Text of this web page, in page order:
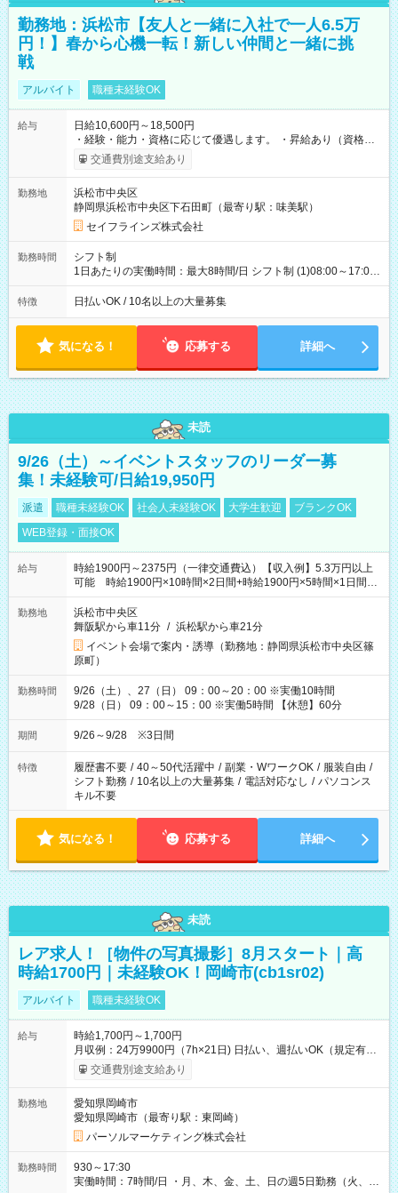
勤務地：浜松市【友人と一緒に入社で一人6.5万
円！】春から心機一転！新しい仲間と一緒に挑
戦
アルバイト 職種未経験OK
給与
日給10,600円～18,500円
・経験・能力・資格に応じて優遇します。 ・昇給あり（資格取
得・勤務成績により随時） ・交通費全額支給（規定あり） ・日
払い・週払い制度あり（規定あり） ・早く勤務が終わっても日
支援あり（費用会社全額負担） ・紹介手当制度あり（最大
130,000円） 【試用期間】試用期間あり 試用期間の長さ：3ヶ月
雇用形態、給与は本採用時と同じです。
交通費別途支給あり
勤務地
浜松市中央区
静岡県浜松市中央区下石田町（最寄り駅：味美駅）
セイフラインズ株式会社
勤務時間
シフト制
1日あたりの実働時間：最大8時間/日 シフト制 (1)08:00～17:00
(2)21:00～06:00
特徴 日払いOK / 10名以上の大量募集
気になる！ 応募する 詳細へ
未読
9/26（土）～イベントスタッフのリーダー募
集！未経験可/日給19,950円
派遣 職種未経験OK 社会人未経験OK 大学生歓迎
ブランクOK
WEB登録・面接OK
給与
時給1900円～2375円（一律交通費込）【収入例】5.3万円以上
可能 時給1900円×10時間×2日間+時給1900円×5時間×1日間
（実働8時間を越えた時給：2375円）
勤務地
浜松市中央区
舞阪駅から車11分 / 浜松駅から車21分
イベント会場で案内・誘導（勤務地：静岡県浜松市中央区篠
原町）
勤務時間
9/26（土）、27（日） 09：00～20：00 ※実働10時間
9/28（日） 09：00～15：00 ※実働5時間 【休憩】60分
期間 9/26～9/28 ※3日間
特徴 履歴書不要 / 40～50代活躍中 / 副業・WワークOK / 服装自由 /
シフト勤務 / 10名以上の大量募集 / 電話対応なし / パソコンス
キル不要
気になる！ 応募する 詳細へ
未読
レア求人！［物件の写真撮影］8月スタート｜高
時給1700円｜未経験OK！岡崎市(cb1sr02)
アルバイト 職種未経験OK
給与
時給1,700円～1,700円
月収例：24万9900円（7h×21日) 日払い、週払いOK（規定有
り） 【試用期間】試用期間なし
交通費別途支給あり
勤務地
愛知県岡崎市
愛知県岡崎市（最寄り駅：東岡崎）
パーソルマーケティング株式会社
勤務時間
930～17:30
実働時間：7時間/日 ・月、木、金、土、日の週5日勤務（火、水